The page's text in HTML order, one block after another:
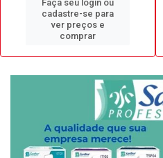
Faça seu login ou
cadastre-se para
ver preços e
comprar